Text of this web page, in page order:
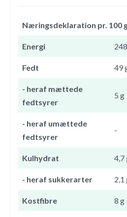
Næringsdeklaration pr. 100
Energi
Fedt 49
- heraf mættede
fedtsyrer
5 g
- heraf umættede
fedtsyrer
-
Kulhydrat 4,7
- heraf sukkerarter 2,1
Kostfibre 8 g